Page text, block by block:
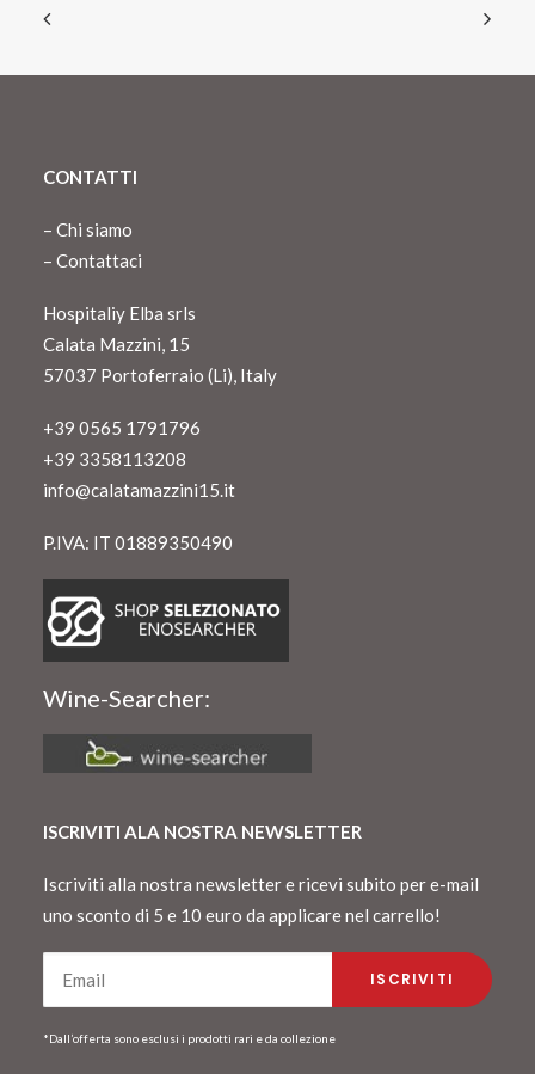
nostri partner che si occupano di analisi dei dati web,
con altre informazioni che ha fornito loro o che hanno
CONTATTI
– Chi siamo
– Contattaci
Hospitaliy Elba srls
Calata Mazzini, 15
57037 Portoferraio (Li), Italy
+39 0565 1791796
+39 3358113208
info@calatamazzini15.it
P.IVA: IT 01889350490
Wine-Searcher:
ISCRIVITI ALA NOSTRA NEWSLETTER
Iscriviti alla nostra newsletter e ricevi subito per e-mail
uno sconto di 5 e 10 euro da applicare nel carrello!
*Dall’offerta sono esclusi i prodotti rari e da collezione